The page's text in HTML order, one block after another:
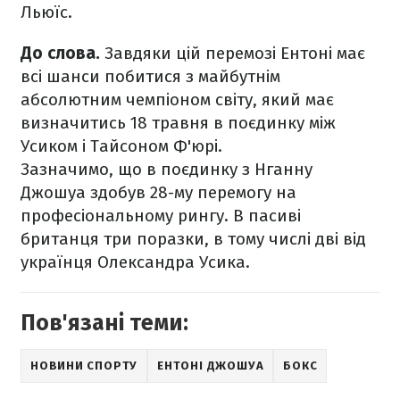
Льюїс.
До слова. Завдяки цій перемозі Ентоні має
всі шанси побитися з майбутнім
абсолютним чемпіоном світу, який має
визначитись 18 травня в поєдинку між
Усиком і Тайсоном Ф'юрі.
Зазначимо, що в поєдинку з Нганну
Джошуа здобув 28-му перемогу на
професіональному рингу. В пасиві
британця три поразки, в тому числі дві від
українця Олександра Усика.
Пов'язані теми:
НОВИНИ СПОРТУ ЕНТОНІ ДЖОШУА БОКС